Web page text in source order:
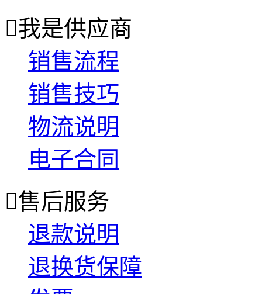
我是供应商
销售流程
销售技巧
物流说明
电子合同
售后服务
退款说明
退换货保障